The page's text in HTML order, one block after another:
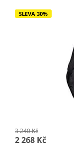
SLEVA 30%
3 240 Kč
2 268 Kč